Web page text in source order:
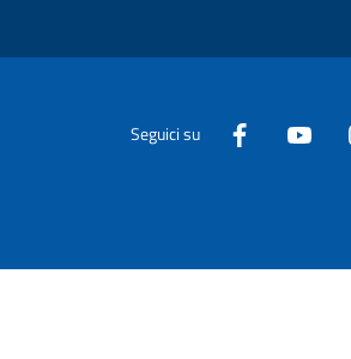
Seguici su